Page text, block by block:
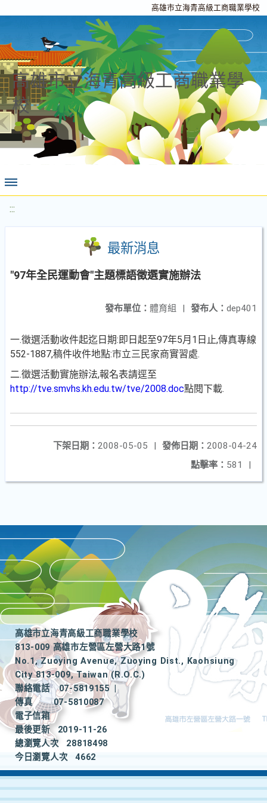
高雄市立海青高級工商職業學校
高雄市立海青高級工商職業學
校
:::
最新消息
"97年全民運動會"主題標語徵選實施辦法
發布人： dep401
發布單位： 體育組 |
一.徵選活動收件起迄日期:即日起至97年5月1日止,傳真專線
552-1887,稿件收件地點:市立三民家商實習處.
二.徵選活動實施辦法,報名表請逕至
http://tve.smvhs.kh.edu.tw/tve/2008.doc點閱下載.
發佈日期： 2008-04-24
下架日期： 2008-05-05
|
點擊率： 581 |
高雄市立海青高級工商職業學校
813-009 高雄市左營區左營大路1號
No.1, Zuoying Avenue, Zuoying Dist., Kaohsiung
City 813-009, Taiwan (R.O.C.)
聯絡電話
07-5819155
|
傳真
07-5810087
電子信箱
最後更新
2019-11-26
總瀏覽人次
28818498
今日瀏覽人次
4662